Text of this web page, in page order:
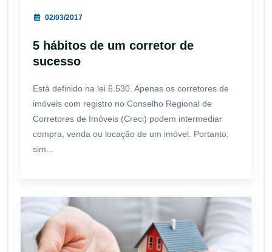
02/03/2017
5 hábitos de um corretor de
sucesso
Está definido na lei 6.530. Apenas os corretores de
imóveis com registro no Conselho Regional de
Corretores de Imóveis (Creci) podem intermediar
compra, venda ou locação de um imóvel. Portanto,
sim...